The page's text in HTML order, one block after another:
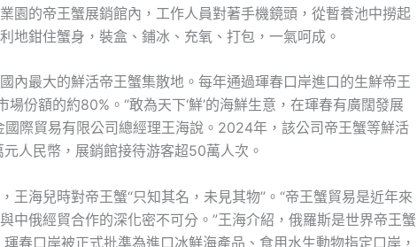
園的帝王蟹展銷館內，工作人員對著手機鏡頭，從暫養池中撈起
地鉗住蟹身，裝盒、鋪冰、充氧、打包，一氣呵成。
內最大的鮮活帝王蟹集散地。每年通過琿春口岸進口的生鮮帝王
份額的約80%。“敢為天下‘鮮’的海鮮生意，在琿春有廣闊發展
國際貿易有限公司總經理王海說。2024年，該公司帝王蟹等鮮活
人民幣，展銷館接待游客超50萬人次。
王海兒時對帝王蟹“只知其名，未見其物”。“帝王蟹貿易是近年來
中俄經貿合作的深化密不可分。”王海介紹，俄羅斯是世界帝王蟹
春口岸被正式批準為進口冰鮮海產品、食用水生動物指定口岸，